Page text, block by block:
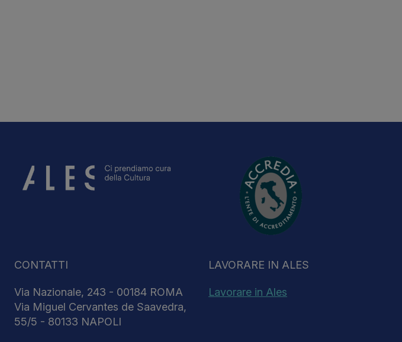
CONTATTI
Via Nazionale, 243 - 00184 ROMA
Via Miguel Cervantes de Saavedra,
55/5 - 80133 NAPOLI
LAVORARE IN ALES
Lavorare in Ales